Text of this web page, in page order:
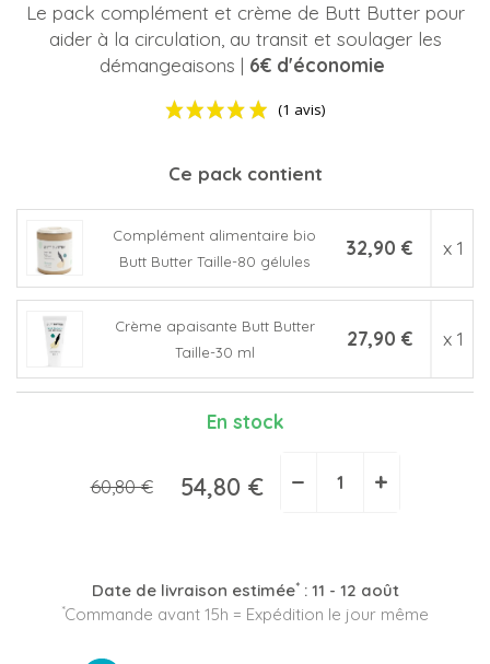
Le pack complément et crème de Butt Butter pour
aider à la circulation, au transit et soulager les
démangeaisons | 6€ d'économie
Ce pack contient
Complément alimentaire bio
Butt Butter Taille-80 gélules
32,90 € x 1
Crème apaisante Butt Butter
Taille-30 ml
27,90 € x 1
En stock
60,80 € 54,80 € − +
Date de livraison estimée*: 11 - 12 août
*Commande avant 15h = Expédition le jour même